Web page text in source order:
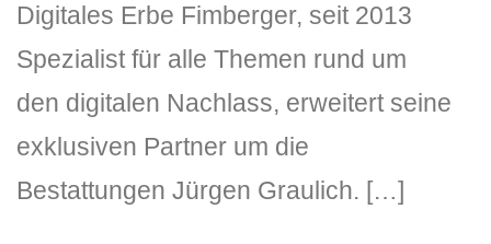
Digitales Erbe Fimberger, seit 2013
Spezialist für alle Themen rund um
den digitalen Nachlass, erweitert seine
exklusiven Partner um die
Bestattungen Jürgen Graulich. […]